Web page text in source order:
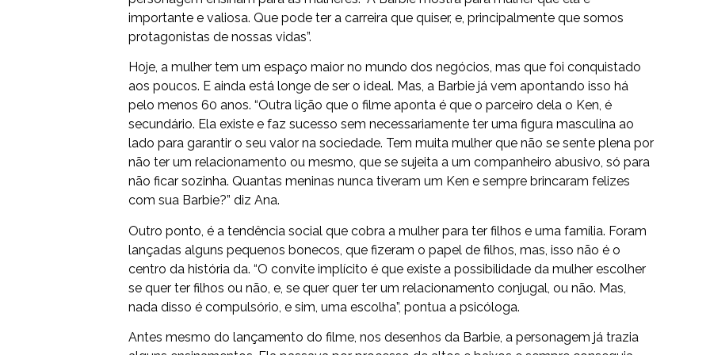
importante e valiosa. Que pode ter a carreira que quiser, e, principalmente que somos
protagonistas de nossas vidas”.
Hoje, a mulher tem um espaço maior no mundo dos negócios, mas que foi conquistado
aos poucos. E ainda está longe de ser o ideal. Mas, a Barbie já vem apontando isso há
pelo menos 60 anos. “Outra lição que o filme aponta é que o parceiro dela o Ken, é
secundário. Ela existe e faz sucesso sem necessariamente ter uma figura masculina ao
lado para garantir o seu valor na sociedade. Tem muita mulher que não se sente plena por
não ter um relacionamento ou mesmo, que se sujeita a um companheiro abusivo, só para
não ficar sozinha. Quantas meninas nunca tiveram um Ken e sempre brincaram felizes
com sua Barbie?” diz Ana.
Outro ponto, é a tendência social que cobra a mulher para ter filhos e uma família. Foram
lançadas alguns pequenos bonecos, que fizeram o papel de filhos, mas, isso não é o
centro da história da. “O convite implícito é que existe a possibilidade da mulher escolher
se quer ter filhos ou não, e, se quer quer ter um relacionamento conjugal, ou não. Mas,
nada disso é compulsório, e sim, uma escolha”, pontua a psicóloga.
Antes mesmo do lançamento do filme, nos desenhos da Barbie, a personagem já trazia